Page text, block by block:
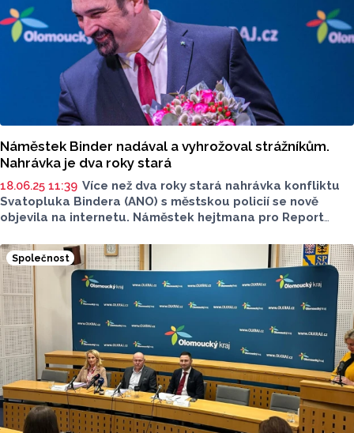
Náměstek Binder nadával a vyhrožoval strážníkům.
Nahrávka je dva roky stará
18.06.25 11:39 Více než dva roky stará nahrávka konfliktu
Svatopluka Bindera (ANO) s městskou policií se nově
objevila na internetu. Náměstek hejtmana pro Report
a považoval celou záležitost za uzavřenou. Motiv
opětovného zveřejnění nahrávky zůstává nejasný.
Společnost